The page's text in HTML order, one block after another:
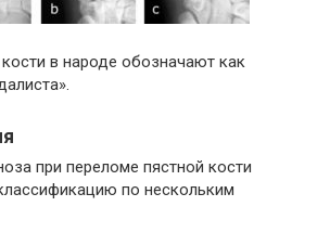
в народе обозначают как
при переломе пястной кости
по нескольким